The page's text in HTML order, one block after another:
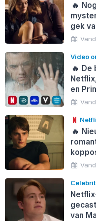
🔥
gek
Video
🔥 De
en
🔥
van